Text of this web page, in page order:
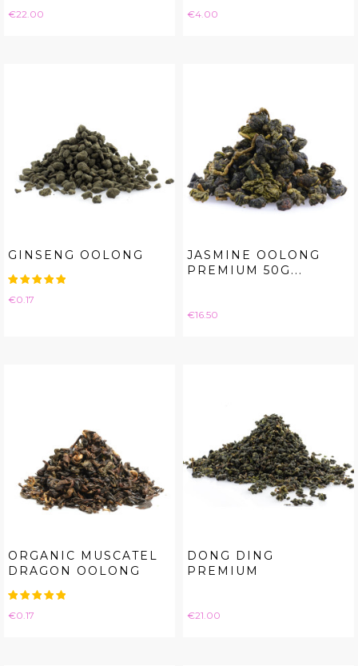
Price
€22.00 Price
€4.00
GINSENG OOLONG
Price
€0.17
JASMINE OOLONG
PREMIUM 50G...
Price
€16.50
ORGANIC MUSCATEL
DRAGON OOLONG
Price
€0.17
DONG DING
PREMIUM
Price
€21.00